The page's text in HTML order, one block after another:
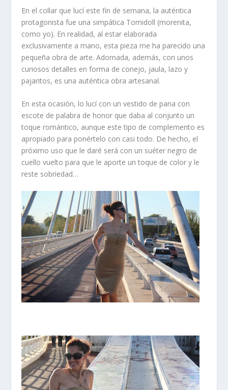
En el collar que lucí este fin de semana, la auténtica
protagonista fue una simpática Tomidoll (morenita,
como yo). En realidad, al estar elaborada
exclusivamente a mano, esta pieza me ha parecido una
pequeña obra de arte. Adornada, además, con unos
curiosos detalles en forma de conejo, jaula, lazo y
pajaritos, es una auténtica obra artesanal.
En esta ocasión, lo lucí con un vestido de pana con
escote de palabra de honor que daba al conjunto un
toque romántico, aunque este tipo de complemento es
apropiado para ponértelo con casi todo. De hecho, el
próximo uso que le daré será con un suéter negro de
cuello vuelto para que le aporte un toque de color y le
reste sobriedad…